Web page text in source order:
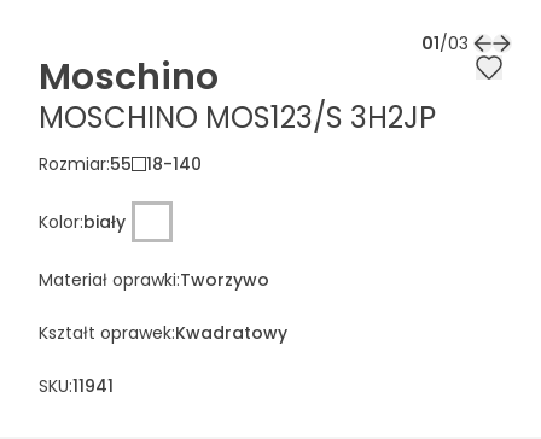
01/03
Moschino
MOSCHINO MOS123/S 3H2JP
Rozmiar:55 18-140
Kolor:biały
Materiał oprawki:Tworzywo
Kształt oprawek:Kwadratowy
SKU:11941